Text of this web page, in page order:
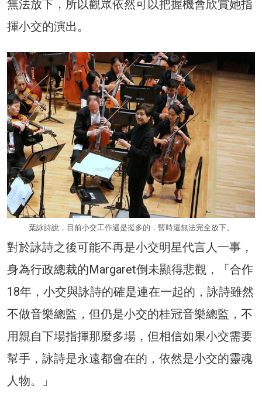
無法放下，所以觀眾依然可以把握機會欣賞她指
揮小交的演出。
葉詠詩說，目前小交工作還是挺多的，暫時還無法完全放下。
對於詠詩之後可能不再是小交明星代言人一事，
身為行政總裁的Margaret倒未顯得悲觀，「合作
18年，小交與詠詩的確是連在一起的，詠詩雖然
不做音樂總監，但仍是小交的桂冠音樂總監，不
用親自下場指揮那麼多場，但相信如果小交需要
幫手，詠詩是永遠都會在的，依然是小交的靈魂
人物。」